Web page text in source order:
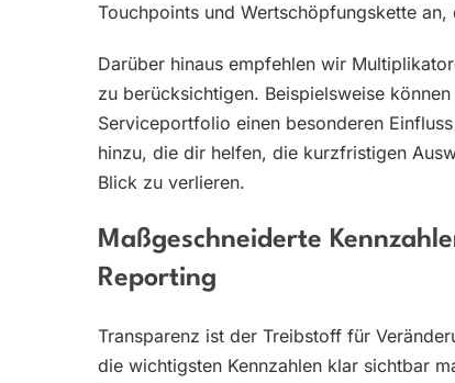
Touchpoints und Wertschöpfungskette
Darüber hinaus empfehlen wir
zu berücksichtigen. Beispielsweise
Serviceportfolio einen besonderen
hinzu, die dir helfen, die kurzfristigen
Blick zu verlieren.
Maßgeschneiderte
Reporting
Transparenz ist der Treibstoff für
die wichtigsten Kennzahlen klar sichtbar